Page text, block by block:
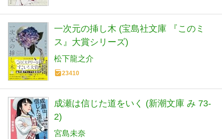
一次元の挿し木 (宝島社文庫 『このミ
ス』大賞シリーズ)
松下龍之介
23410
成瀬は信じた道をいく (新潮文庫 み 73-
2)
宮島未奈